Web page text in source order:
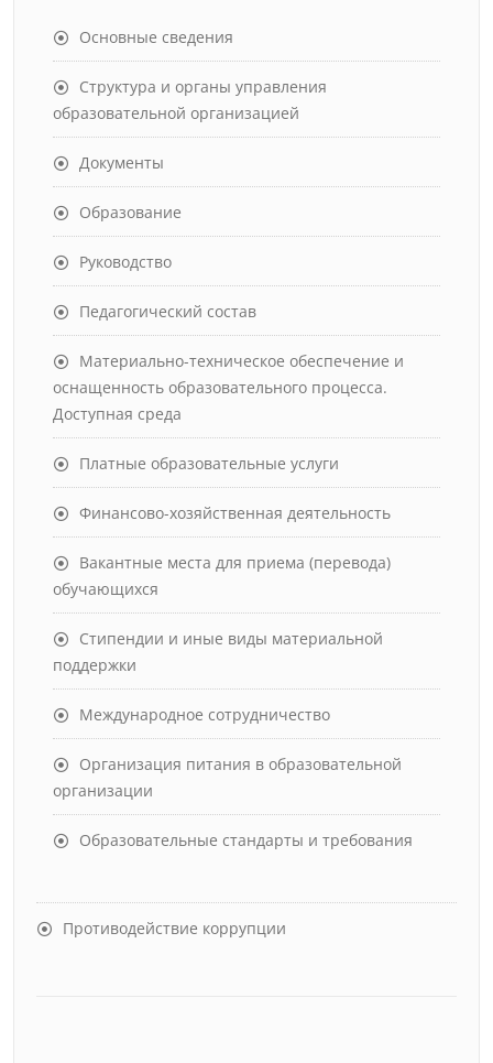
Основные сведения
Структура и органы управления
образовательной организацией
Документы
Образование
Руководство
Педагогический состав
Материально-техническое обеспечение и
оснащенность образовательного процесса.
Доступная среда
Платные образовательные услуги
Финансово-хозяйственная деятельность
Вакантные места для приема (перевода)
обучающихся
Стипендии и иные виды материальной
поддержки
Международное сотрудничество
Организация питания в образовательной
организации
Образовательные стандарты и требования
Противодействие коррупции